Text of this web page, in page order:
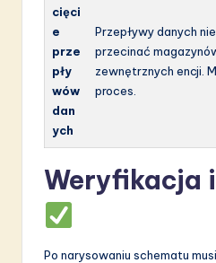
cięci
e
prze
pły
wów
dan
ych
Przepływy danych
przecinać
zewnętrznych encji.
proces.
Weryfikacja
Po narysowaniu schematu